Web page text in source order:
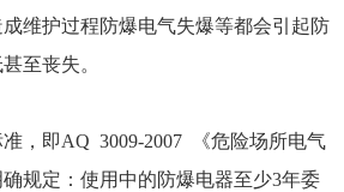
维护过程防爆电气失爆等都会引起防
至丧失。
，即AQ 3009-2007 《危险场所电气
规定：使用中的防爆电器至少3年委